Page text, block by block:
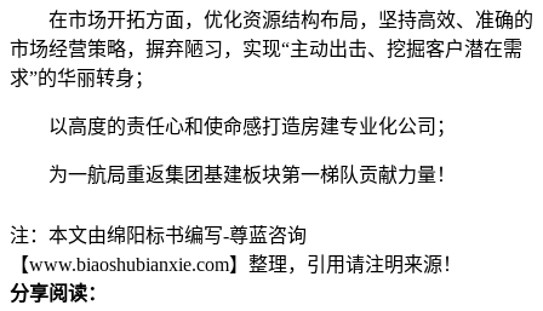
在市场开拓方面，优化资源结构布局，坚持高效、准确的
市场经营策略，摒弃陋习，实现“主动出击、挖掘客户潜在需
求”的华丽转身；
以高度的责任心和使命感打造房建专业化公司；
为一航局重返集团基建板块第一梯队贡献力量！
注：本文由绵阳标书编写-尊蓝咨询
【www.biaoshubianxie.com】整理，引用请注明来源！
分享阅读：